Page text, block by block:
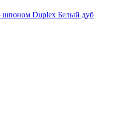
шпоном Duplex Белый дуб